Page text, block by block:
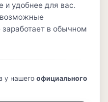
и удобнее для вас.
возможные
в обычном
у нашего официального